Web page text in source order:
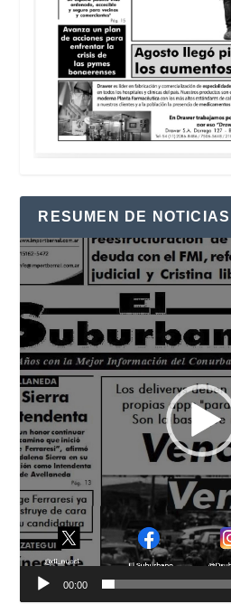
RESUMEN DE NOTICIAS
Reproductor
de
vídeo
00:00